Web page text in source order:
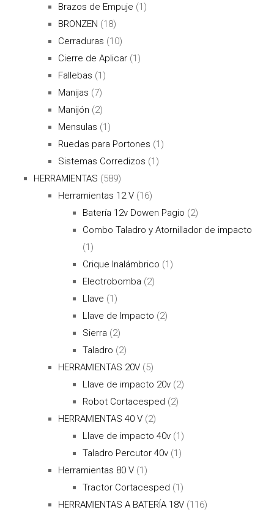
Brazos de Empuje (1)
BRONZEN (18)
Cerraduras (10)
Cierre de Aplicar (1)
Fallebas (1)
Manijas (7)
Manijón (2)
Mensulas (1)
Ruedas para Portones (1)
Sistemas Corredizos (1)
HERRAMIENTAS (589)
Herramientas 12 V (16)
Batería 12v Dowen Pagio (2)
Combo Taladro y Atornillador de impacto
(1)
Crique Inalámbrico (1)
Electrobomba (2)
Llave (1)
Llave de Impacto (2)
Sierra (2)
Taladro (2)
HERRAMIENTAS 20V (5)
Llave de impacto 20v (2)
Robot Cortacesped (2)
HERRAMIENTAS 40 V (2)
Llave de impacto 40v (1)
Taladro Percutor 40v (1)
Herramientas 80 V (1)
Tractor Cortacesped (1)
HERRAMIENTAS A BATERÍA 18V (116)